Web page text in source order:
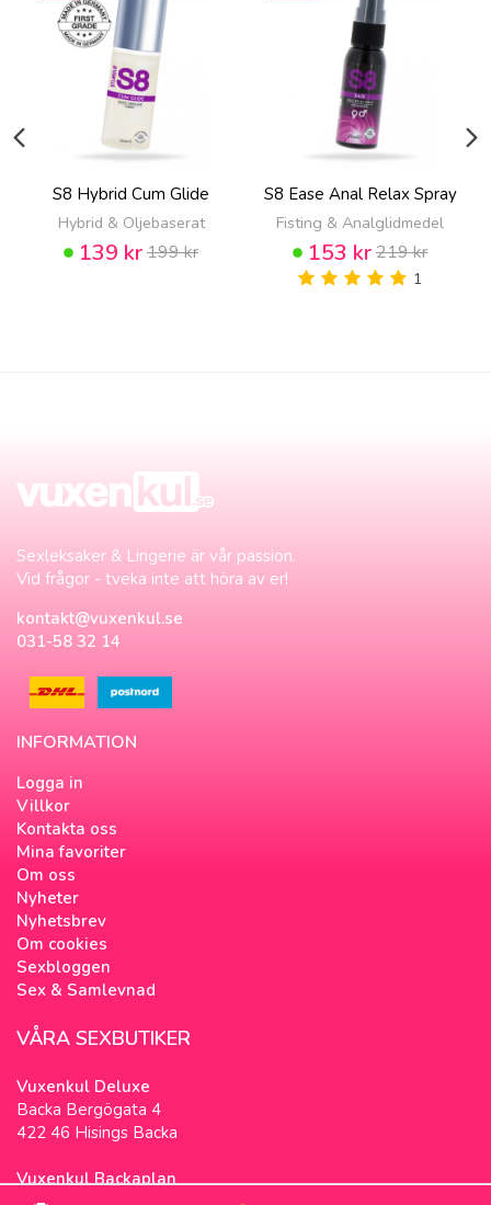
S8 Hybrid Cum Glide
Hybrid & Oljebaserat
139 kr199 kr
S8 Ease Anal Relax Spray
Fisting & Analglidmedel
153 kr219 kr
1
Sexleksaker & Lingerie är vår passion.
Vid frågor - tveka inte att höra av er!
kontakt@vuxenkul.se
031-58 32 14
INFORMATION
Logga in
Villkor
Kontakta oss
Mina favoriter
Om oss
Nyheter
Nyhetsbrev
Om cookies
Sexbloggen
Sex & Samlevnad
VÅRA SEXBUTIKER
Vuxenkul Deluxe
Backa Bergögata 4
422 46 Hisings Backa
Vuxenkul Backaplan